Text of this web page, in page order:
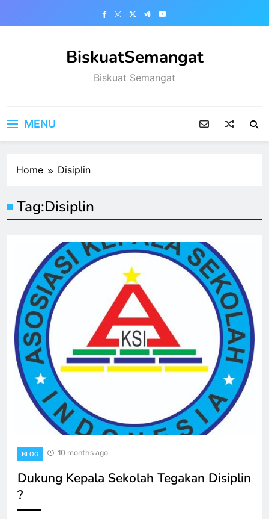
BiskuatSemangat
Biskuat Semangat
MENU
Home Disiplin
Tag:Disiplin
BLOG 10 months ago
Dukung Kepala Sekolah Tegakan Disiplin
?